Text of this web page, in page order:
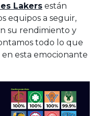
Lakers están
equipos a seguir,
su rendimiento y
todo lo que
en esta emocionante